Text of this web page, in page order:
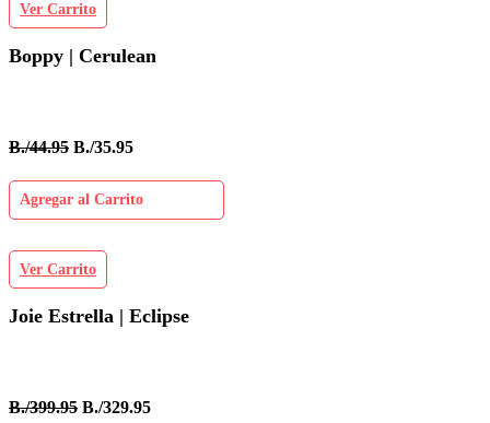
Ver Carrito
Boppy | Cerulean
B./44.95 B./35.95
Agregar al Carrito
Ver Carrito
Joie Estrella | Eclipse
B./399.95 B./329.95